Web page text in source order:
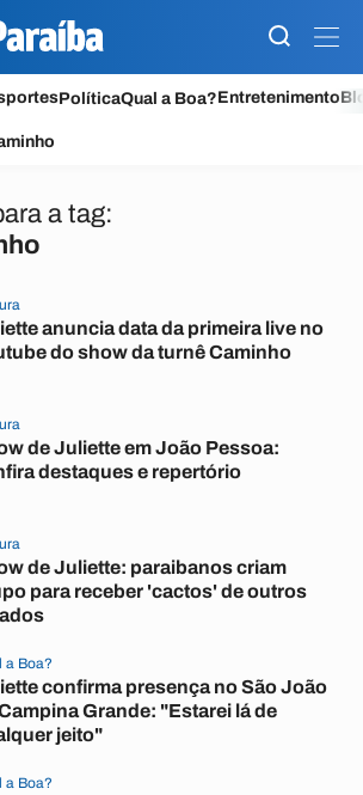
PolíticaQual a Boa?Entretenimento
a tag:
anuncia data da primeira live no
do show da turnê Caminho
de Juliette em João Pessoa:
destaques e repertório
de Juliette: paraibanos criam
para receber 'cactos' de outros
a Boa?
confirma presença no São João
Grande: "Estarei lá de
jeito"
a Boa?